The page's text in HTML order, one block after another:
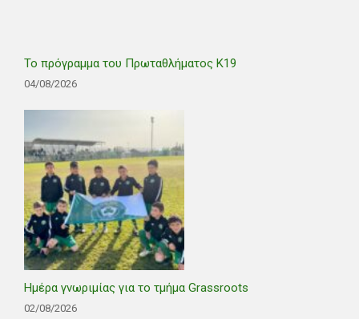
Το πρόγραμμα του Πρωταθλήματος Κ19
04/08/2026
Ημέρα γνωριμίας για το τμήμα Grassroots
02/08/2026